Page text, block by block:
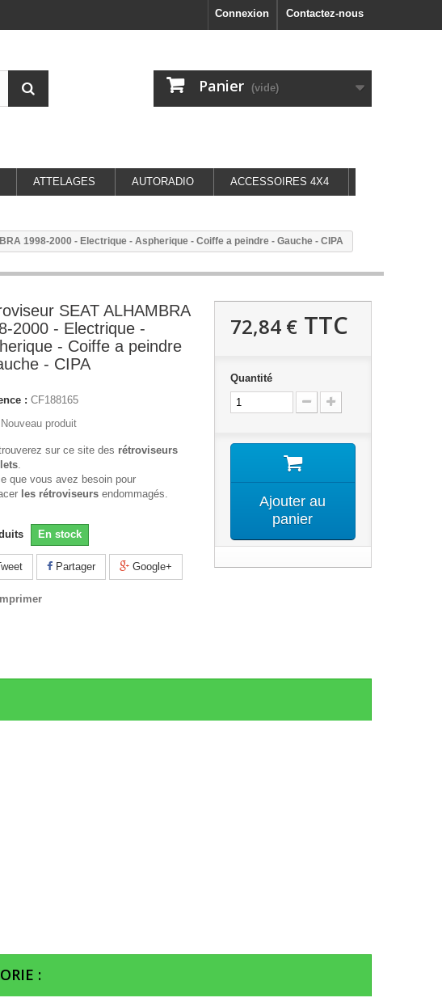
Contactez-nous
Connexion
Panier (vide)
ATTELAGES AUTORADIO ACCESSOIRES 4X4
1998-2000 - Electrique - Aspherique - Coiffe a peindre - Gauche - CIPA
SEAT ALHAMBRA
2000 - Electrique -
- Coiffe a peindre
- CIPA
: CF188165
Nouveau produit
sur ce site des rétroviseurs
.
que vous avez besoin pour
les rétroviseurs endommagés.
En stock
Partager Google+
Imprimer
72,84 €TTC
Quantité
Ajouter au
panier
: